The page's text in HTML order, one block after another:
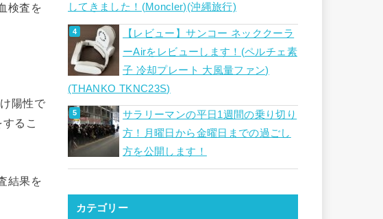
検査を
陽性で
るこ
結果を
してきました！(Moncler)(沖縄旅行)
【レビュー】サンコー ネッククーラ
ーAirをレビューします！(ペルチェ素
子 冷却プレート 大風量ファン)
(THANKO TKNC23S)
サラリーマンの平日1週間の乗り切り
方！月曜日から金曜日までの過ごし
方を公開します！
カテゴリー